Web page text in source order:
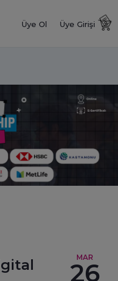
Üye Ol Üye Girişi
MAR
26